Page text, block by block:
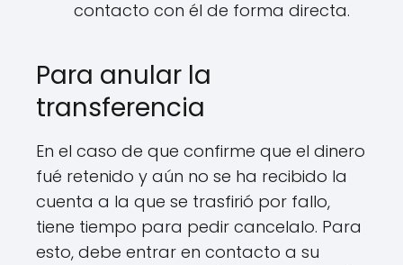
contacto con él de forma directa.
Para anular la
transferencia
En el caso de que confirme que el dinero
fué retenido y aún no se ha recibido la
cuenta a la que se trasfirió por fallo,
tiene tiempo para pedir cancelalo. Para
esto, debe entrar en contacto a su